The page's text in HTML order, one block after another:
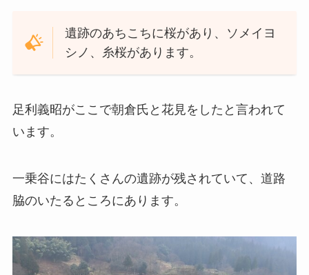
遺跡のあちこちに桜があり、ソメイヨ
シノ、糸桜があります。
足利義昭がここで朝倉氏と花見をしたと言われて
います。
一乗谷にはたくさんの遺跡が残されていて、道路
脇のいたるところにあります。